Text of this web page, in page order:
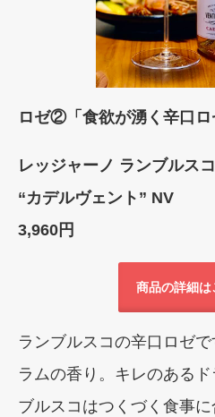
ロゼ②「食欲が湧く辛口ロ
レッジャーノ ランブルス
“カデルヴェント” NV
3,960円
商品の詳細は
ランブルスコの辛口ロゼ
ラムの香り。キレのある
ブルスコはつくづく食事に